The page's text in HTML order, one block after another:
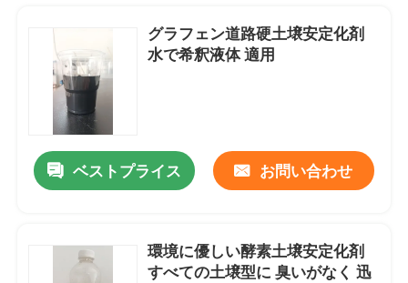
グラフェン道路硬土壌安定化剤
水で希釈液体 適用
ベストプライス お問い合わせ
環境に優しい酵素土壌安定化剤
すべての土壌型に 臭いがなく 迅